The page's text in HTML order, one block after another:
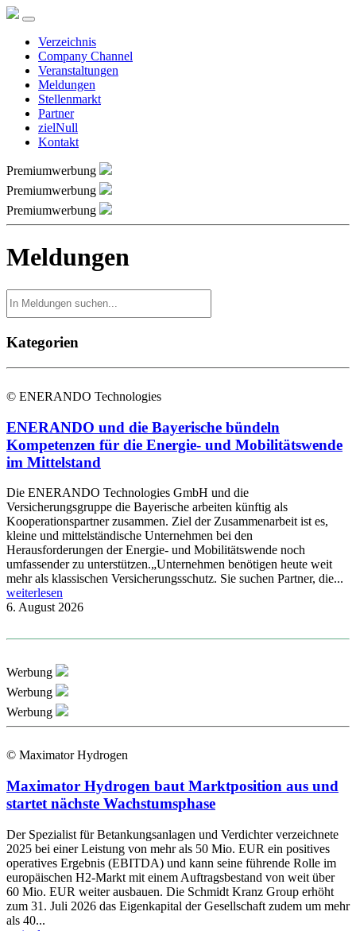
Verzeichnis
Company Channel
Veranstaltungen
Meldungen
Stellenmarkt
Partner
zielNull
Kontakt
Premiumwerbung
Premiumwerbung
Premiumwerbung
Meldungen
Kategorien
© ENERANDO Technologies
ENERANDO und die Bayerische bündeln
Kompetenzen für die Energie- und Mobilitätswende
im Mittelstand
Die ENERANDO Technologies GmbH und die
Versicherungsgruppe die Bayerische arbeiten künftig als
Kooperationspartner zusammen. Ziel der Zusammenarbeit ist es,
kleine und mittelständische Unternehmen bei den
Herausforderungen der Energie- und Mobilitätswende noch
umfassender zu unterstützen.„Unternehmen benötigen heute weit
mehr als klassischen Versicherungsschutz. Sie suchen Partner, die...
weiterlesen
6. August 2026
Werbung
Werbung
Werbung
© Maximator Hydrogen
Maximator Hydrogen baut Marktposition aus und
startet nächste Wachstumsphase
Der Spezialist für Betankungsanlagen und Verdichter verzeichnete
2025 bei einer Leistung von mehr als 50 Mio. EUR ein positives
operatives Ergebnis (EBITDA) und kann seine führende Rolle im
europäischen H2-Markt mit einem Auftragsbestand von weit über
60 Mio. EUR weiter ausbauen. Die Schmidt Kranz Group erhöht
zum 31. Juli 2026 das Eigenkapital der Gesellschaft zudem um mehr
als 40...